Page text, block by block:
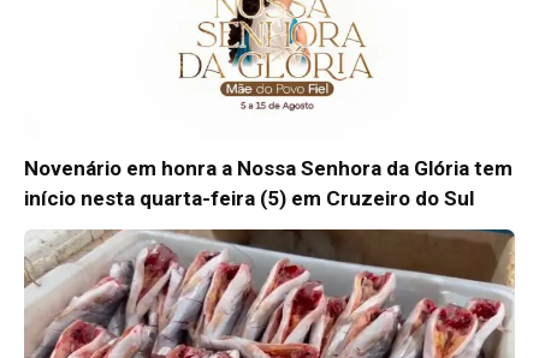
Novenário em honra a Nossa Senhora da Glória tem
início nesta quarta-feira (5) em Cruzeiro do Sul